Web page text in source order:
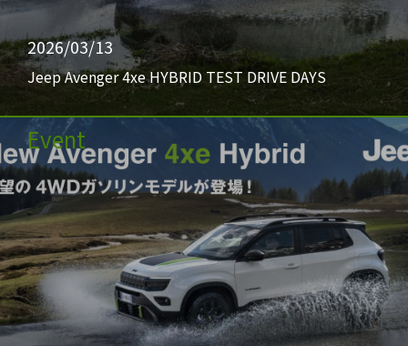
2026/03/13
Jeep Avenger 4xe HYBRID TEST DRIVE DAYS
Event